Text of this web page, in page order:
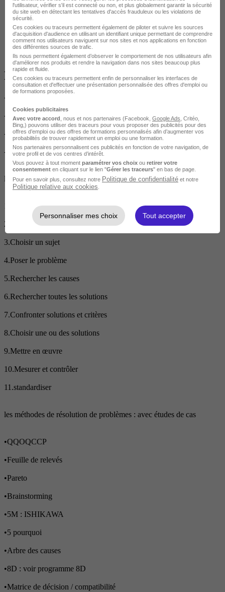
Programme
- Agenda de la formation
- Problématique, contexte, objectifs, enjeux
- Périmètre : BRAINSTORMING
- Documentation de l'Entreprise
le processus de résolution de problème : avec étude de cas
1.Créer un groupe de travail
2.Créer un groupe de pilotage
3.Choisir un sujet
4.Poser le problème
5.Rechercher les causes
6.Rechercher toutes les solutions
7.Confronter solutions et critères
8.Choisir une ou des solutions
9.Mettre en œuvre
10.Mesurer et contrôler
11.standardiser
les méthodes de résolution de problèmes : avec études de cas
•QQOQCCP
•Feuille de relevés
•Pareto
•Brainstorming
•5M : ISHIKAWA
•5 pourquoi
•Arbre des causes
•8D : voir programme 8D
•Matrice de décision / compatibilité
l'utilisateur, vérifier s'il est connecté ou non, et plus globalement garantir la sécurité
du site web en détectant les tentatives d'accès frauduleux ou les violations de
sécurité.
Ces cookies ou traceurs permettent également de piloter et suivre les sources
d'acquisition d'audience en utilisant un identifiant unique permettant de comprendre
comment nos utilisateurs naviguent sur nos sites et nos applications en fonction
des différentes sources de trafic.
Ils nous permettent également d’observer le comportement de nos utilisateurs afin
d'améliorer nos produits et rendre la navigation dans nos sites beaucoup plus
rapide et fluide.
Ces cookies ou traceurs permettent enfin de personnaliser les interfaces de
consultation et d'effectuer une présentation personnalisée des offres d'emploi ou
de formations proposées.
Cookies publicitaires
Avec votre accord , nous et nos partenaires (Facebook, Google Ads , Critéo,
Bing,) pouvons utiliser des traceurs pour vous proposer des publicités pour des
offres d’emploi ou des offres de formations personnalisés afin d’augmenter vos
probabilités de trouver rapidement un emploi ou une formation.
Nos partenaires personnalisent ces publicités en fonction de votre navigation, de
votre profil et de vos centres d’intérêt.
Vous pouvez à tout moment paramétrer vos choix ou retirer votre
consentement en cliquant sur le lien "Gérer les traceurs" en bas de page.
Pour en savoir plus, consultez notre Politique de confidentialité et notre
Politique relative aux cookies
Personnaliser mes choix Tout accepter